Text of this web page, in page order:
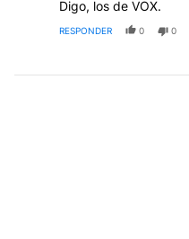
Digo, los de VOX.
RESPONDER 0 0